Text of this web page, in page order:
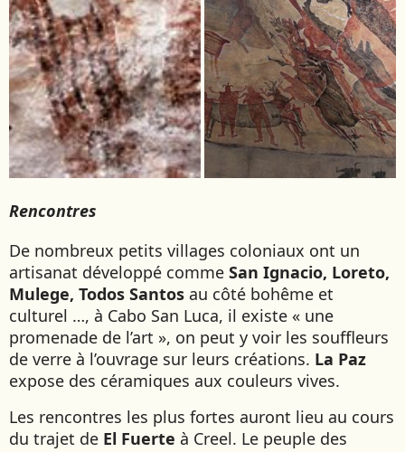
Rencontres
De nombreux petits villages coloniaux ont un
artisanat développé comme San Ignacio, Loreto,
Mulege, Todos Santos au côté bohême et
culturel …, à Cabo San Luca, il existe « une
promenade de l’art », on peut y voir les souffleurs
de verre à l’ouvrage sur leurs créations. La Paz
expose des céramiques aux couleurs vives.
Les rencontres les plus fortes auront lieu au cours
du trajet de El Fuerte à Creel. Le peuple des